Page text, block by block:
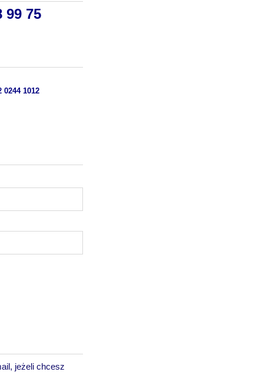
99 75
0244 1012
jeżeli chcesz